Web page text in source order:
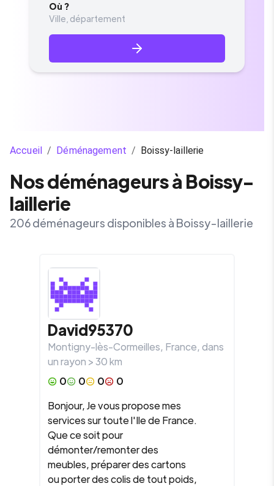
Où ?
Accueil / Déménagement / Boissy-laillerie
Nos déménageurs à Boissy-
laillerie
206 déménageurs disponibles à Boissy-laillerie
David95370
Montigny-lès-Cormeilles, France, dans
un rayon >30km
0
0 0
0
Bonjour, Je vous propose mes
services sur toute l'Ile de France.
Que ce soit pour
démonter/remonter des
meubles, préparer des cartons
ou porter des colis de tout poids,